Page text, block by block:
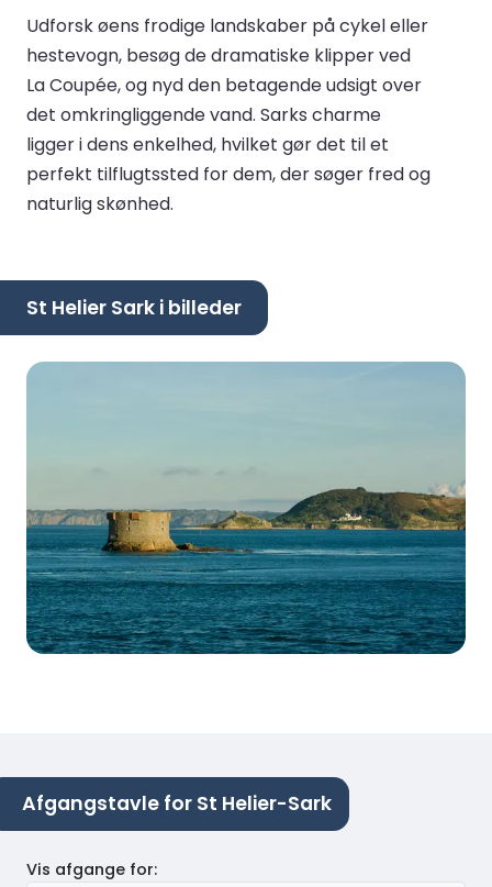
Udforsk øens frodige landskaber på cykel eller
hestevogn, besøg de dramatiske klipper ved
La Coupée, og nyd den betagende udsigt over
det omkringliggende vand. Sarks charme
ligger i dens enkelhed, hvilket gør det til et
perfekt tilflugtssted for dem, der søger fred og
naturlig skønhed.
St Helier Sark i billeder
Afgangstavle for St Helier-Sark
Vis afgange for: